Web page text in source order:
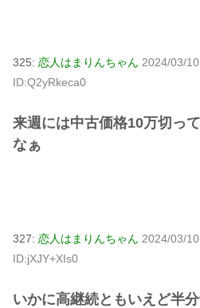
325: 恋人はまりんちゃん 2024/03/
ID:Q2yRkeca0
来週には中古価格10万切っ
なぁ
327: 恋人はまりんちゃん 2024/03/
ID:jXJY+XIs0
いかに高継続ともいえど半